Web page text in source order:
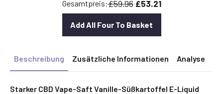
Gesamtpreis:£59.96 £53.21
Add All Four To Basket
Beschreibung Zusätzliche Informationen Analyse
Starker CBD Vape-Saft Vanille-Süßkartoffel E-Liquid